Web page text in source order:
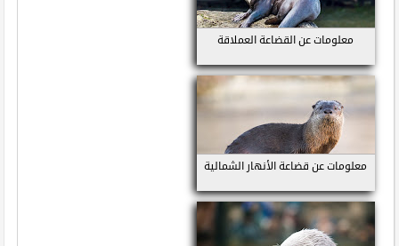
معلومات عن القضاعة العملاقة
معلومات عن قضاعة الأنهار الشمالية